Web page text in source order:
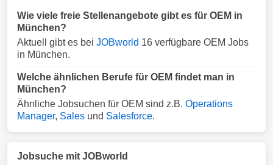
Wie viele freie Stellenangebote gibt es für OEM in
München?
Aktuell gibt es bei JOBworld 16 verfügbare OEM Jobs
in München.
Welche ähnlichen Berufe für OEM findet man in
München?
Ähnliche Jobsuchen für OEM sind z.B. Operations
Manager, Sales und Salesforce.
Jobsuche mit JOBworld